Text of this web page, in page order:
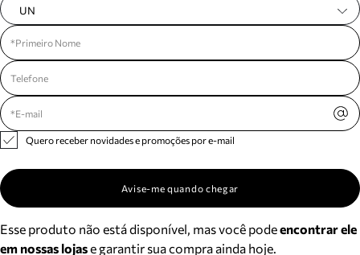
UN
Quero receber novidades e promoções por e-mail
Avise-me quando chegar
Esse produto não está disponível, mas você podeencontrar ele
em nossas lojase garantir sua compra ainda hoje.